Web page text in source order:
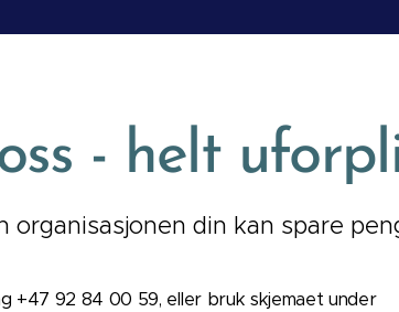
- helt
organisasjonen din kan spare
+47 92 84 00 59, eller bruk skjemaet under